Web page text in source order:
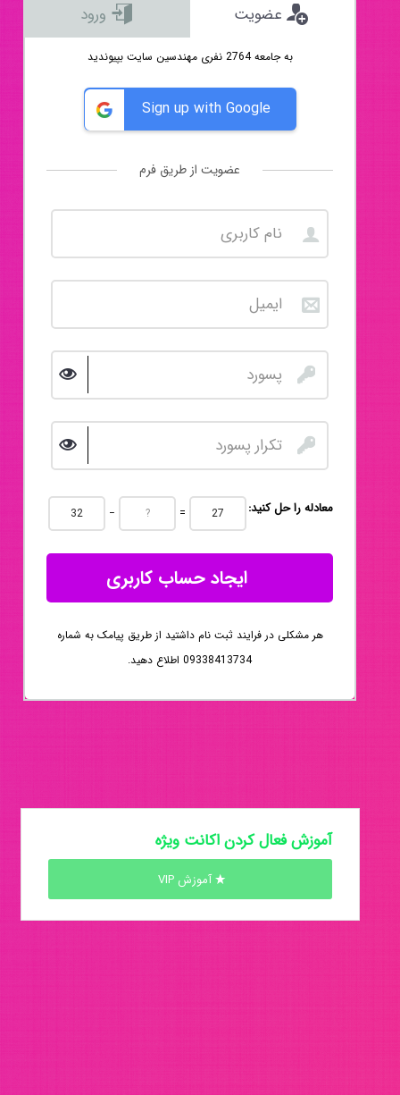
به جامعه 2764 نفری مهندسین سایت بپیوندید
Sign up with Google
عضویت از طریق فرم
:معادله را حل کنید − =
ایجاد حساب کاربری
هر مشکلی در فرایند ثبت نام داشتید از طریق پیامک به شماره
09338413734 اطلاع دهید.
آموزش فعال کردن اکانت ویژه
آموزش VIP